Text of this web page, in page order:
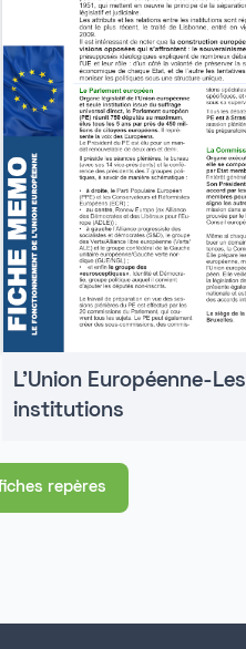
L'Union Européenne-Les
institutions
repères